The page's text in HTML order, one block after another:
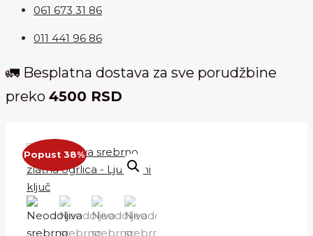
061 673 31 86
011 441 96 86
🚛 Besplatna dostava za sve porudžbine
preko 4500 RSD
Popust 38%